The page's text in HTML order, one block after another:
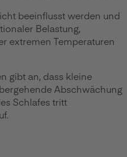
beeinflusst werden und
Belastung,
extremen Temperaturen
gibt an, dass kleine
Abschwächung
Schlafes tritt